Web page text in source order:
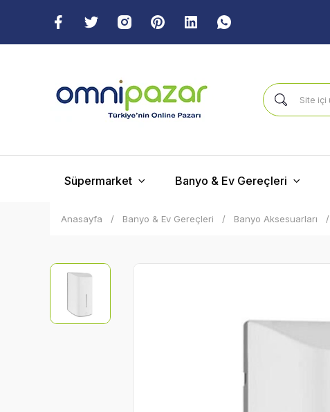
Süpermarket Banyo & Ev Gereçleri
Anasayfa Banyo & Ev Gereçleri Banyo Aksesuarları